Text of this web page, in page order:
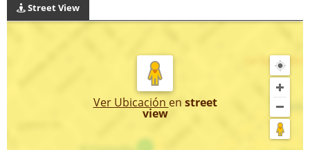
Street View
Ver Ubicación en street
view